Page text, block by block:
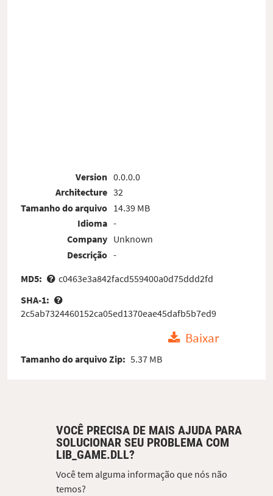
Version
Architecture
Tamanho do arquivo
Idioma
Company
Descrição
0.0.0.0
32
14.39 MB
-
Unknown
-
MD5:
c0463e3a842facd559400a0d75ddd2fd
SHA-1:
2c5ab7324460152ca05ed1370eae45dafb5b7ed9
Baixar
Tamanho do arquivo Zip: 5.37 MB
VOCÊ PRECISA DE MAIS AJUDA PARA
SOLUCIONAR SEU PROBLEMA COM
LIB_GAME.DLL?
Você tem alguma informação que nós não
temos?